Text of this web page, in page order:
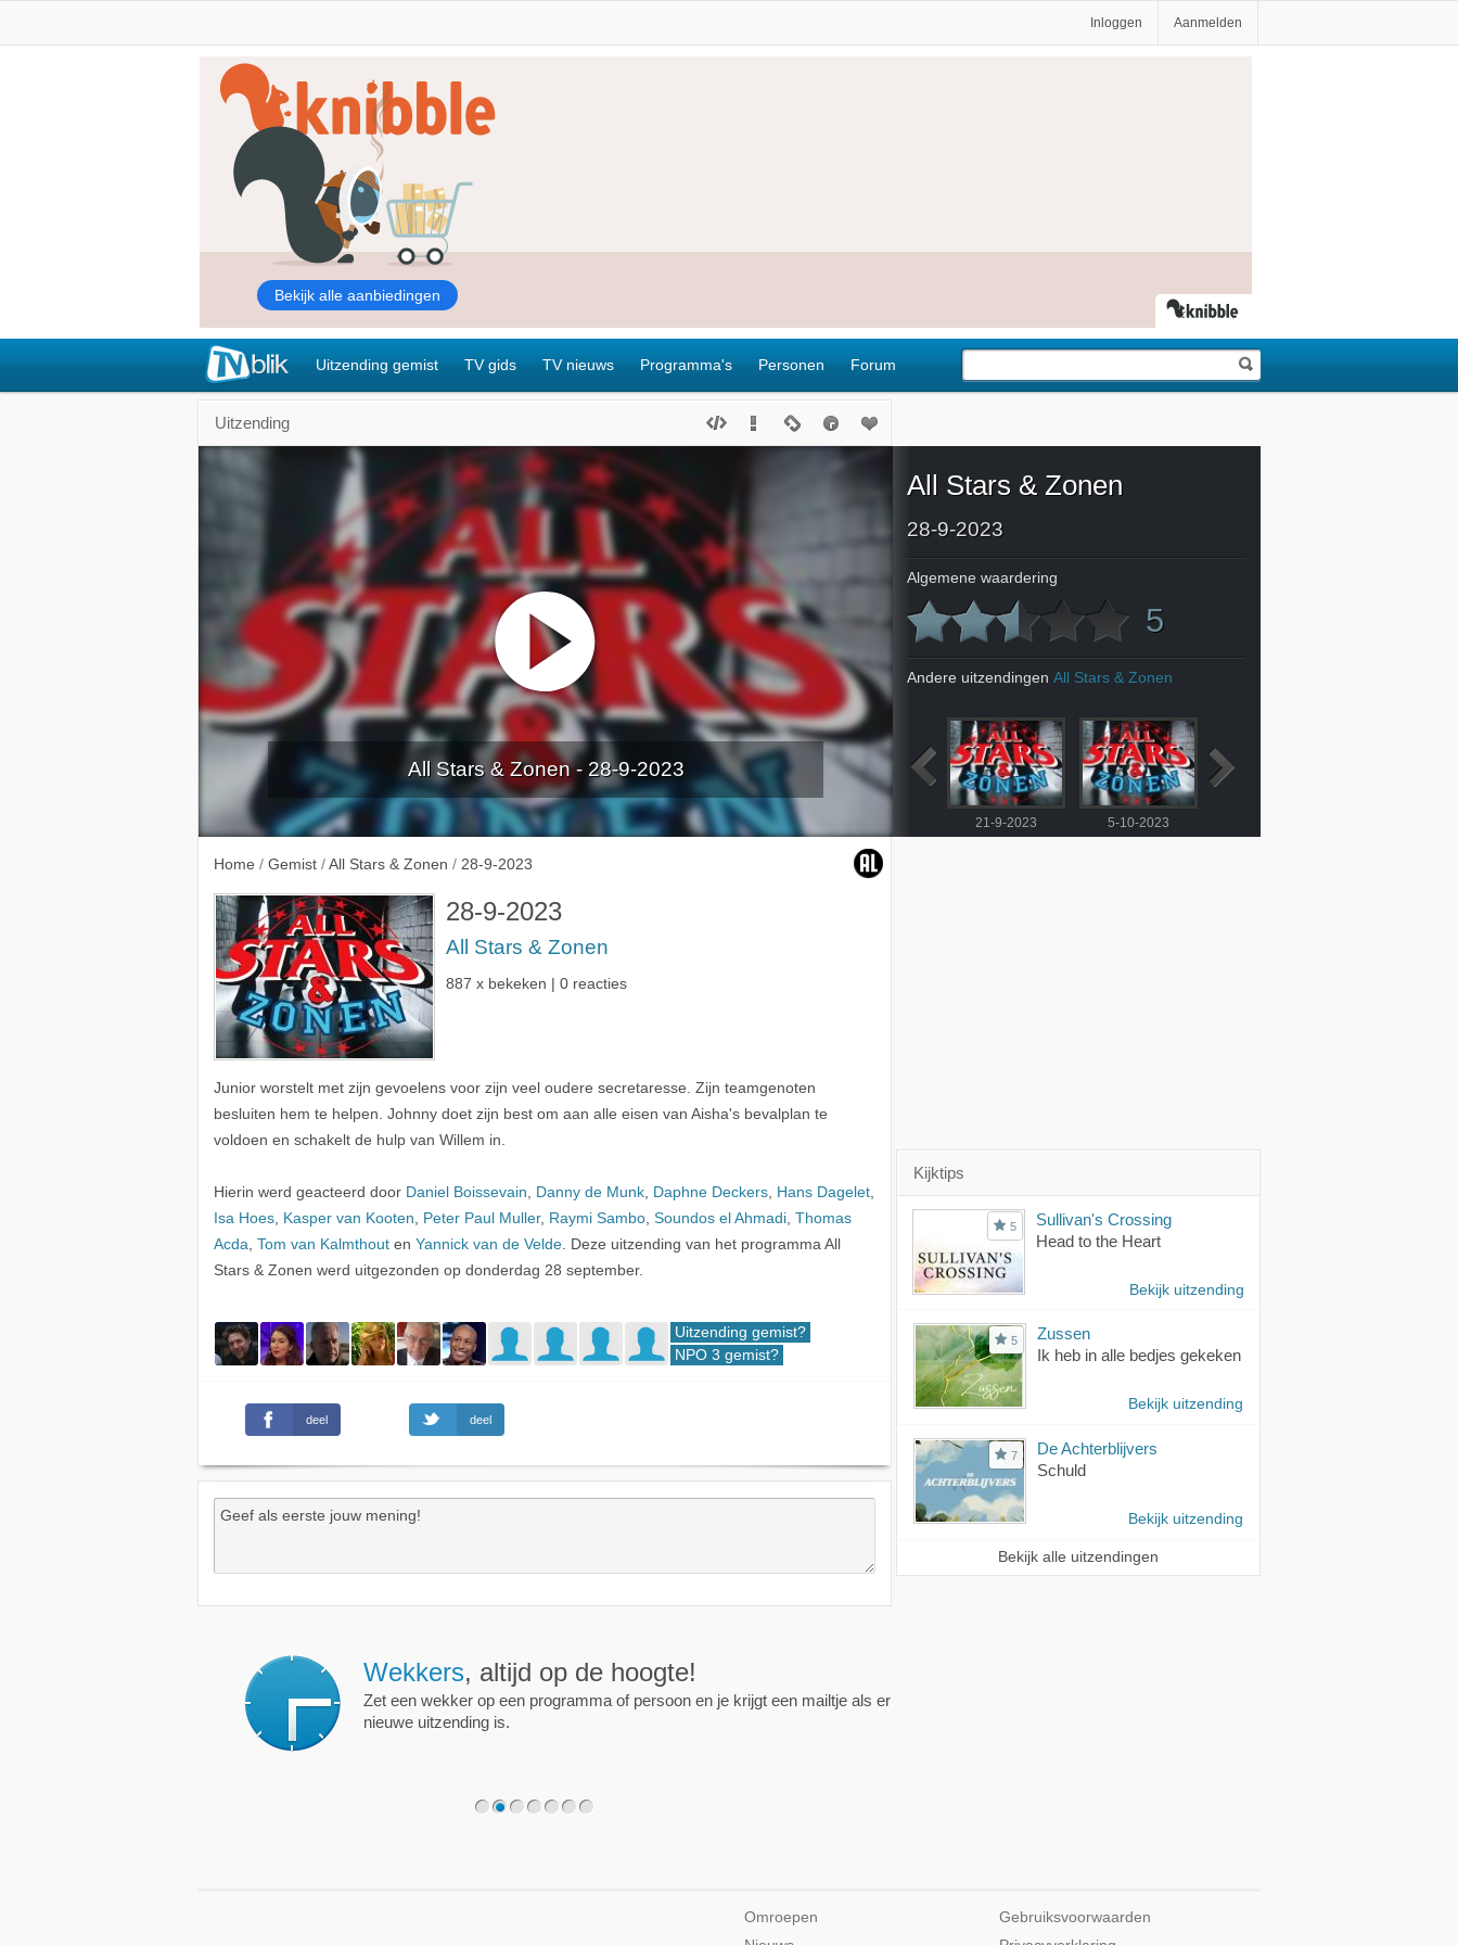
Inloggen Aanmelden
Uitzending gemist TV gids TV nieuws Programma's Personen Forum
Uitzending
All Stars & Zonen - 28-9-2023
Home / Gemist / All Stars & Zonen / 28-9-2023
28-9-2023
All Stars & Zonen
887 x bekeken | 0 reacties
Junior worstelt met zijn gevoelens voor zijn veel oudere secretaresse. Zijn teamgenoten
besluiten hem te helpen. Johnny doet zijn best om aan alle eisen van Aisha's bevalplan te
voldoen en schakelt de hulp van Willem in.
Hierin werd geacteerd door Daniel Boissevain Danny de Munk Daphne Deckers Hans Dagelet
Isa Hoes Kasper van Kooten Peter Paul Muller, Raymi Sambo Soundos el Ahmadi Thomas
Acda Tom van Kalmthout en Yannick van de Velde . Deze uitzending van het programma All
Stars & Zonen werd uitgezonden op donderdag 28 september.
Uitzending gemist?
NPO 3 gemist?
deel deel
All Stars & Zonen
28-9-2023
Algemene waardering
5
Andere uitzendingen All Stars & Zonen
12-3-2023 31-8-2023 31-8-2023 21-9-2023 5-10-2023
Kijktips
5
Sullivan's Crossing
Head to the Heart
Bekijk uitzending
5
Zussen
Ik heb in alle bedjes gekeken
Bekijk uitzending
7
De Achterblijvers
Schuld
Bekijk uitzending
Bekijk alle uitzendingen
Wekkers, altijd op de hoogte!
Zet een wekker op een programma of persoon en je krijgt een mailtje als er een
nieuwe uitzending is.
Omroepen
Gebruiksvoorwaarden